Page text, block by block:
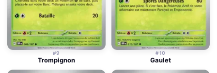
#9
Trompignon
#10
Gaulet